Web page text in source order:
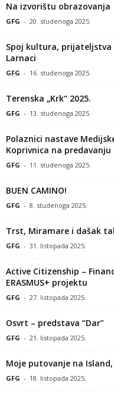
Na izvorištu obrazovanja
GFG - 20. studenoga 2025.
Spoj kultura, prijateljstva
Larnaci
GFG - 16. studenoga 2025.
Terenska „Krk“ 2025.
GFG - 13. studenoga 2025.
Polaznici nastave
Koprivnica na
GFG - 11. studenoga 2025.
BUEN CAMINO!
GFG - 8. studenoga 2025.
Trst, Miramare i dašak
GFG - 31. listopada 2025.
Active Citizenship –
ERASMUS+ projektu
GFG - 27. listopada 2025.
Osvrt – predstava “Dar”
GFG - 21. listopada 2025.
Moje putovanje na
GFG - 18. listopada 2025.